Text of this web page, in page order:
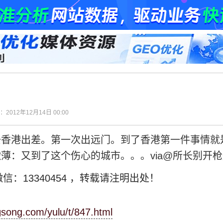
：2012年12月14日 00:00
港出差。第一次出远门。到了香港第一件事情
：又到了这个伤心的城市。。。via@所长别开
信：13340454 ，转载请注明出处！
yulu/t/847.html